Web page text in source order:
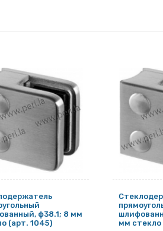
ф38.1; 8 мм
(арт. 1045)
мм стекло